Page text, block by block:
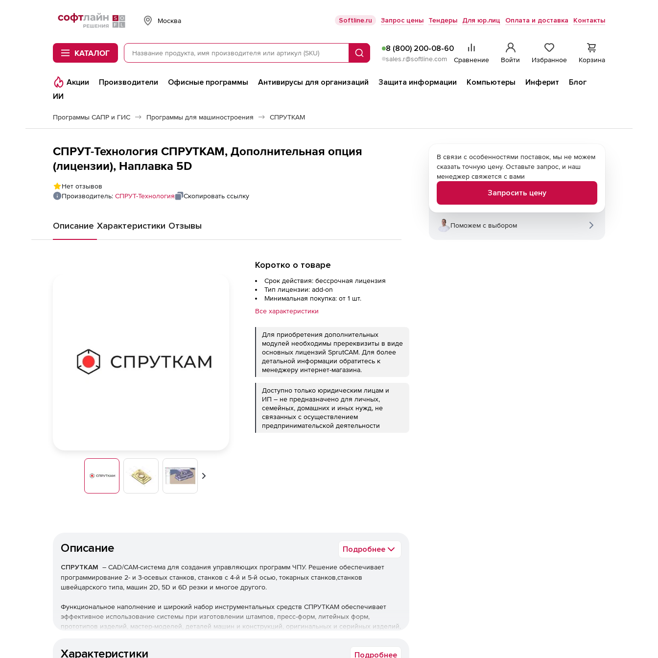
Softline
Москва Softline.ru Запрос цены Тендеры Для юр.лиц Оплата и доставка Контакты
КАТАЛОГ Поиск
8 (800) 200-08-60
sales.r@softline.com Сравнение Войти Избранное Корзина
Акции Производители Офисные программы Антивирусы для организаций Защита информации Компьютеры Инферит
Блог
ИИ
Программы САПР и ГИС Программы для машиностроения СПРУТКАМ
СПРУТ-Технология СПРУТКАМ, Дополнительная опция
(лицензии), Наплавка 5D
Нет отзывов
Производитель: СПРУТ-Технология Скопировать ссылку
Описание Характеристики Отзывы
Вперед
Коротко о товаре
Срок действия: бессрочная лицензия
Тип лицензии: add-on
Минимальная покупка: от 1 шт.
Все характеристики
Для приобретения дополнительных
модулей необходимы пререквизиты в виде
основных лицензий SprutCAM. Для более
детальной информации обратитесь к
менеджеру интернет-магазина.
Доступно только юридическим лицам и
ИП – не предназначено для личных,
семейных, домашних и иных нужд, не
связанных с осуществлением
предпринимательской деятельности
Описание Подробнее
СПРУТКАМ – CAD/CAM-система для создания управляющих программ ЧПУ. Решение обеспечивает
программирование 2- и 3-осевых станков, станков с 4-й и 5-й осью, токарных станков,станков
швейцарского типа, машин 2D, 5D и 6D резки и многое другого.
Функциональное наполнение и широкий набор инструментальных средств СПРУТКАМ обеспечивает
эффективное использование системы при изготовлении штампов, пресс-форм, литейных форм,
прототипов изделий, мастер-моделей, деталей машин и конструкций, оригинальных и серийных изделий,
Характеристики Подробнее
В связи с особенностями поставок, мы не можем
сказать точную цену. Оставьте запрос, и наш
менеджер свяжется с вами
Запросить цену
Поможем с выбором